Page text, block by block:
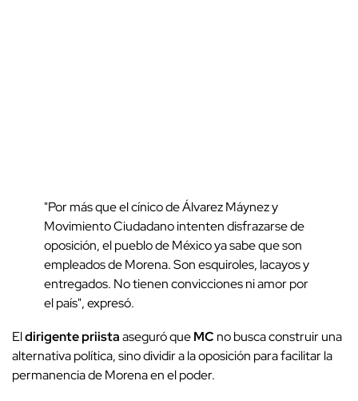
"Por más que el cínico de Álvarez Máynez y
Movimiento Ciudadano intenten disfrazarse de
oposición, el pueblo de México ya sabe que son
empleados de Morena. Son esquiroles, lacayos y
entregados. No tienen convicciones ni amor por
el país", expresó.
Eldirigente priistaaseguró queMC no busca construir una
alternativa política, sino dividir a la oposición para facilitar la
permanencia de Morena en el poder.